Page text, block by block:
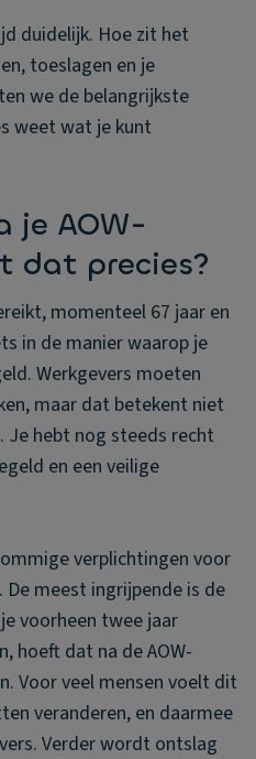
duidelijk. Hoe zit het
toeslagen en je
we de belangrijkste
weet wat je kunt
je AOW-
dat precies?
momenteel 67 jaar en
in de manier waarop je
Werkgevers moeten
maar dat betekent niet
hebt nog steeds recht
en een veilige
verplichtingen voor
meest ingrijpende is de
voorheen twee jaar
hoeft dat na de AOW-
Voor veel mensen voelt dit
veranderen, en daarmee
Verder wordt ontslag